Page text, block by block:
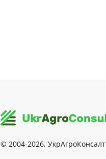
© 2004-2026,